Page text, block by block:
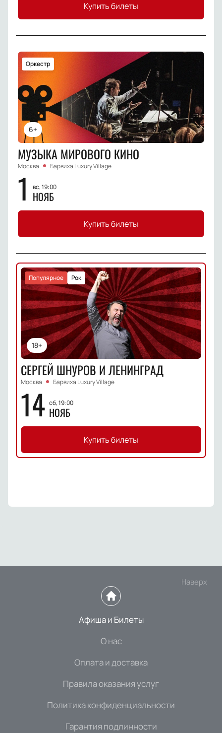
Купить билеты
6+
Оркестр
МУЗЫКА МИРОВОГО КИНО
Москва Барвиха Luxury Village
1 вс, 19:00
НОЯБ
Купить билеты
18+
Рок
Популярное
СЕРГЕЙ ШНУРОВ И ЛЕНИНГРАД
Москва Барвиха Luxury Village
14 сб, 19:00
НОЯБ
Купить билеты
Наверх
Афиша и Билеты
О нас
Оплата и доставка
Правила оказания услуг
Политика конфиденциальности
Гарантия подлинности